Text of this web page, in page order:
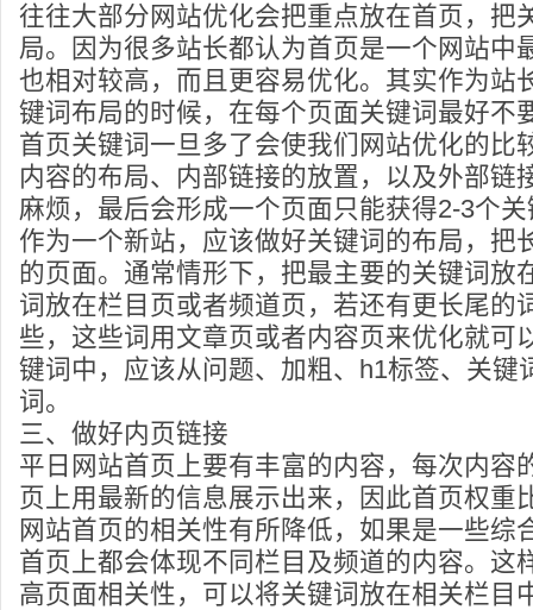
往往大部分网站优化会把重点放在首页，把
局。因为很多站长都认为首页是一个网站中
也相对较高，而且更容易优化。其实作为站
键词布局的时候，在每个页面关键词最好不
首页关键词一旦多了会使我们网站优化的比
内容的布局、内部链接的放置，以及外部链
麻烦，最后会形成一个页面只能获得2-3个
作为一个新站，应该做好关键词的布局，把
的页面。通常情形下，把最主要的关键词放
词放在栏目页或者频道页，若还有更长尾的
些，这些词用文章页或者内容页来优化就可
键词中，应该从问题、加粗、h1标签、关键
词。
三、做好内页链接
平日网站首页上要有丰富的内容，每次内容
页上用最新的信息展示出来，因此首页权重
网站首页的相关性有所降低，如果是一些综
首页上都会体现不同栏目及频道的内容。这
高页面相关性，可以将关键词放在相关栏目